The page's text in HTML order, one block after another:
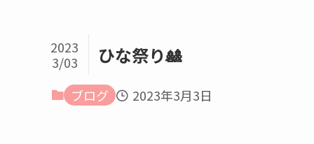
ひな祭り🎎
2023
3/03
ブログ
2023年3月3日